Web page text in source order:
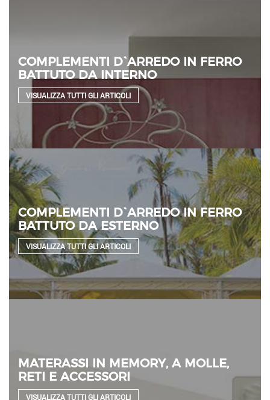
COMPLEMENTI D`ARREDO IN FERRO
BATTUTO DA INTERNO
VISUALIZZA TUTTI GLI ARTICOLI
COMPLEMENTI D`ARREDO IN FERRO
BATTUTO DA ESTERNO
VISUALIZZA TUTTI GLI ARTICOLI
MATERASSI IN MEMORY, A MOLLE,
RETI E ACCESSORI
VISUALIZZA TUTTI GLI ARTICOLI